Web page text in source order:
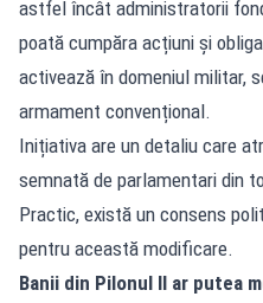
astfel încât administratorii
poată cumpăra acțiuni și
activează în domeniul militar,
armament convențional.
Inițiativa are un detaliu care
semnată de parlamentari din
Practic, există un consens
pentru această modificare.
Banii din Pilonul II ar putea